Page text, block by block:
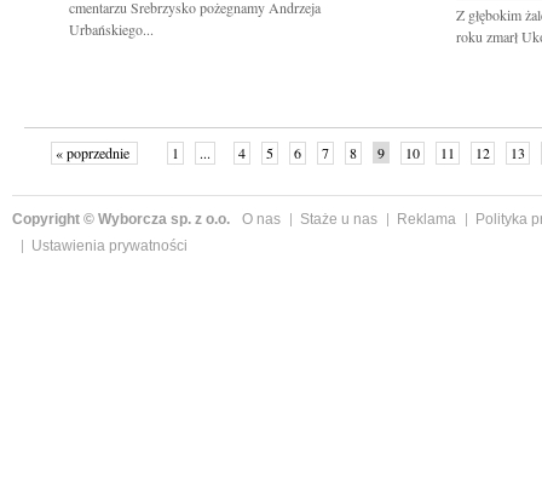
cmentarzu Srebrzysko pożegnamy Andrzeja
Urbańskiego...
Z głębokim
roku zmarł
« poprzednie 1 ... 4 5 6 7 8 9 10 11 12 13
Copyright © Wyborcza sp. z o.o. O nas Staże u nas Reklama
Polityka
Ustawienia prywatności